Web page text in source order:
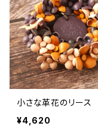
小さな革花のリース
¥4,620